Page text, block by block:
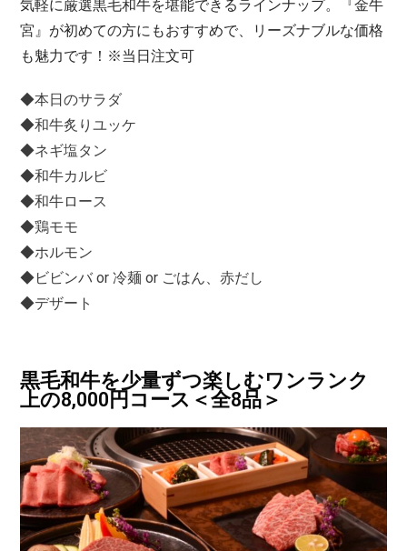
気軽に厳選黒毛和牛を堪能できるラインナップ。『金牛
宮』が初めての方にもおすすめで、リーズナブルな価格
も魅力です！※当日注文可
◆本日のサラダ
◆和牛炙りユッケ
◆ネギ塩タン
◆和牛カルビ
◆和牛ロース
◆鶏モモ
◆ホルモン
◆ビビンバ or 冷麺 or ごはん、赤だし
◆デザート
黒毛和牛を少量ずつ楽しむワンランク
上の8,000円コース＜全8品＞